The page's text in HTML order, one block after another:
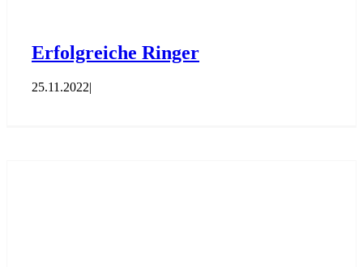
Erfolgreiche Ringer
25.11.2022|